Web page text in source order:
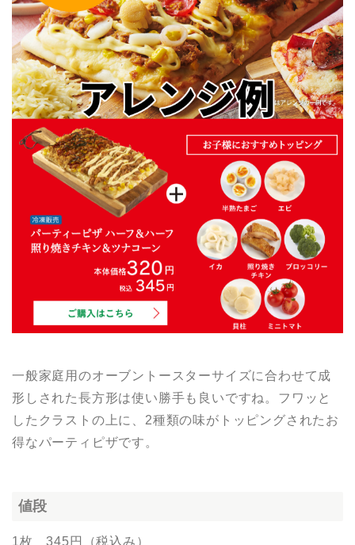
一般家庭用のオーブントースターサイズに合わせて成
形しされた長方形は使い勝手も良いですね。フワッと
したクラストの上に、2種類の味がトッピングされたお
得なパーティピザです。
値段
1枚 345円（税込み）